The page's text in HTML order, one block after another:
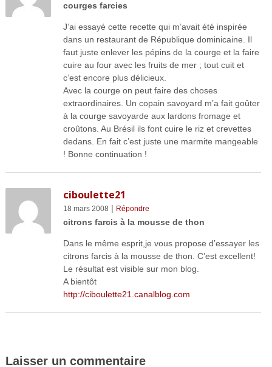
courges farcies
J’ai essayé cette recette qui m’avait été inspirée
dans un restaurant de République dominicaine. Il
faut juste enlever les pépins de la courge et la faire
cuire au four avec les fruits de mer ; tout cuit et
c’est encore plus délicieux.
Avec la courge on peut faire des choses
extraordinaires. Un copain savoyard m’a fait goûter
à la courge savoyarde aux lardons fromage et
croûtons. Au Brésil ils font cuire le riz et crevettes
dedans. En fait c’est juste une marmite mangeable
! Bonne continuation !
ciboulette21
18 mars 2008 | Répondre
citrons farcis à la mousse de thon
Dans le même esprit,je vous propose d’essayer les
citrons farcis à la mousse de thon. C’est excellent!
Le résultat est visible sur mon blog.
A bientôt
http://ciboulette21.canalblog.com
Laisser un commentaire